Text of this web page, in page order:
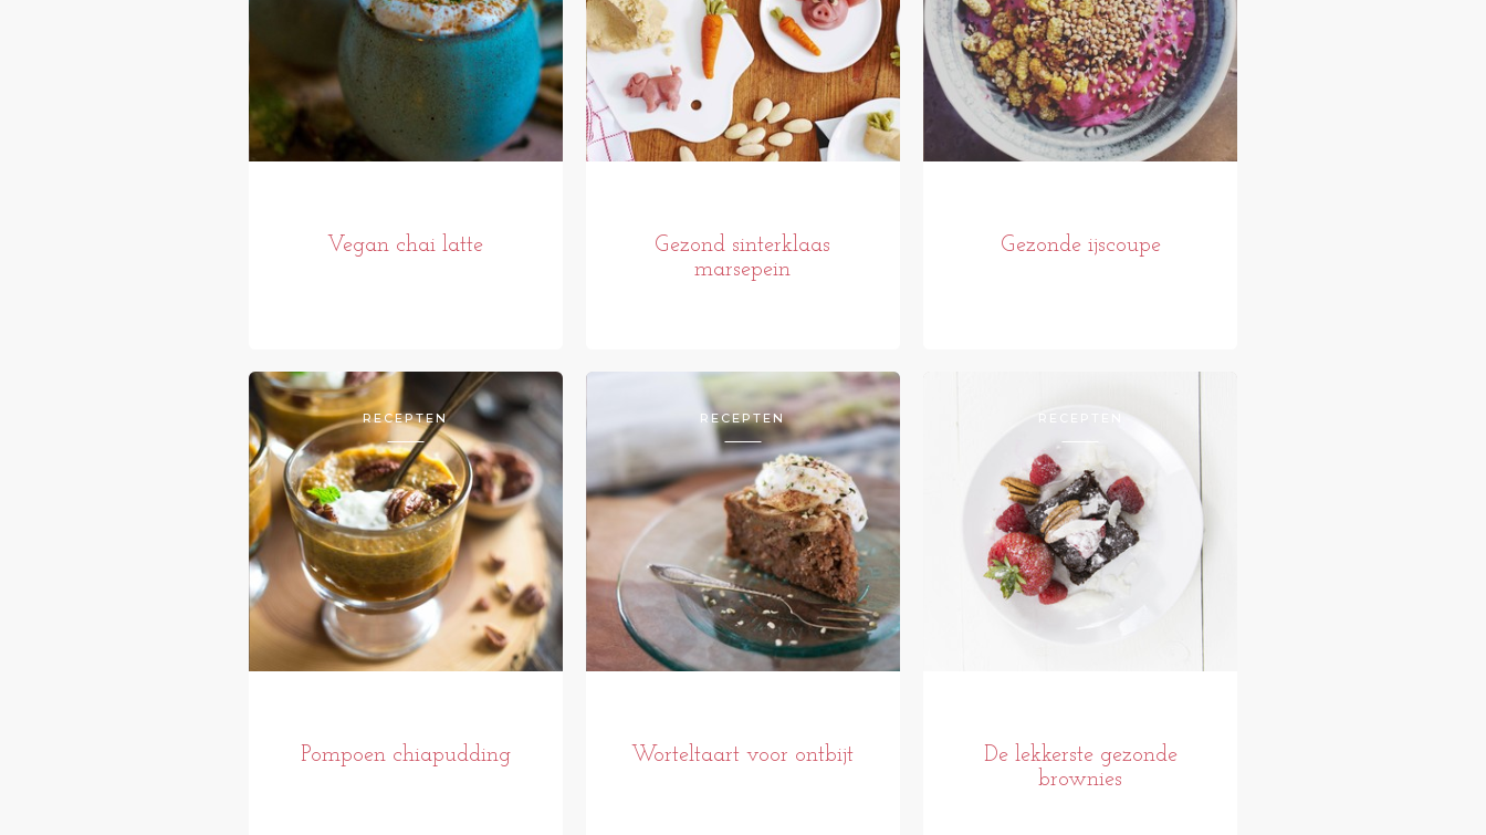
Vegan chai latte
Gezond sinterklaas
marsepein
Gezonde ijscoupe
RECEPTEN
Pompoen chiapudding
RECEPTEN
Worteltaart voor ontbijt
De lekkerste gezonde
brownies